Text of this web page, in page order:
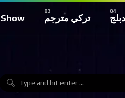
تركي مترجم